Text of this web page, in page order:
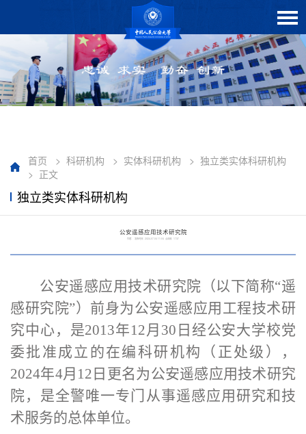
首页 > 科研机构 > 实体科研机构 > 独立类实体科研机构
> 正文
独立类实体科研机构
公安遥感应用技术研究院
作者： 发布时间：2024-07-04 11:04 点击数： 1737
公安遥感应用技术研究院（以下简称“遥
感研究院”）前身为公安遥感应用工程技术研
究中心，是2013年12月30日经公安大学校党
委批准成立的在编科研机构（正处级），
2024年4月12日更名为公安遥感应用技术研究
院，是全警唯一专门从事遥感应用研究和技
术服务的总体单位。